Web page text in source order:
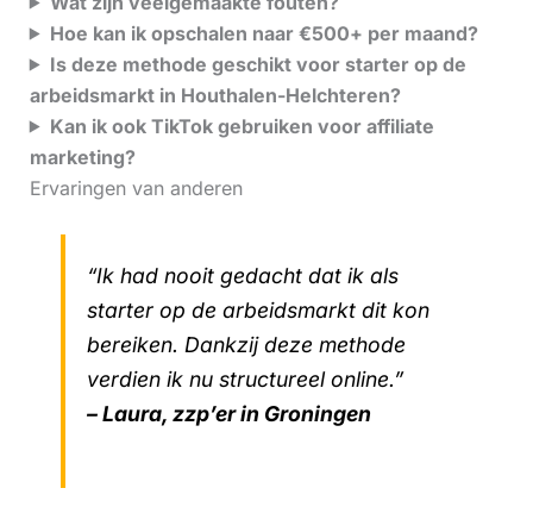
Hoe kan ik opschalen naar €500+ per maand?
Is deze methode geschikt voor starter op de
arbeidsmarkt in Houthalen-Helchteren?
Kan ik ook TikTok gebruiken voor affiliate
marketing?
Ervaringen van anderen
“Ik had nooit gedacht dat ik als
starter op de arbeidsmarkt dit kon
bereiken. Dankzij deze methode
verdien ik nu structureel online.”
– Laura, zzp’er in Groningen